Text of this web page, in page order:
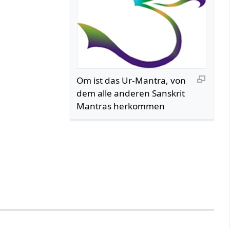
Om ist das Ur-Mantra, von
dem alle anderen Sanskrit
Mantras herkommen